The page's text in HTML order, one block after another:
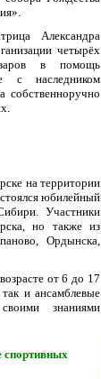
Александра
четырёх
в помощь
с наследником
собственноручно
на территории
юбилейный
Участники
но также из
Ордынска,
от 6 до 17
и ансамблевые
знаниями
спортивных